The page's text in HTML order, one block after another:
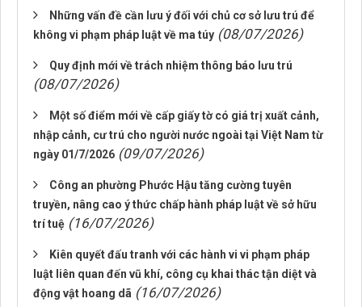
Những vấn đề cần lưu ý đối với chủ cơ sở lưu trú để
không vi phạm pháp luật về ma túy (08/07/2026)
Quy định mới về trách nhiệm thông báo lưu trú
(08/07/2026)
Một số điểm mới về cấp giấy tờ có giá trị xuất cảnh,
nhập cảnh, cư trú cho người nước ngoài tại Việt Nam từ
ngày 01/7/2026 (09/07/2026)
Công an phường Phước Hậu tăng cường tuyên
truyền, nâng cao ý thức chấp hành pháp luật về sở hữu
trí tuệ (16/07/2026)
Kiên quyết đấu tranh với các hành vi vi phạm pháp
luật liên quan đến vũ khí, công cụ khai thác tận diệt và
động vật hoang dã (16/07/2026)